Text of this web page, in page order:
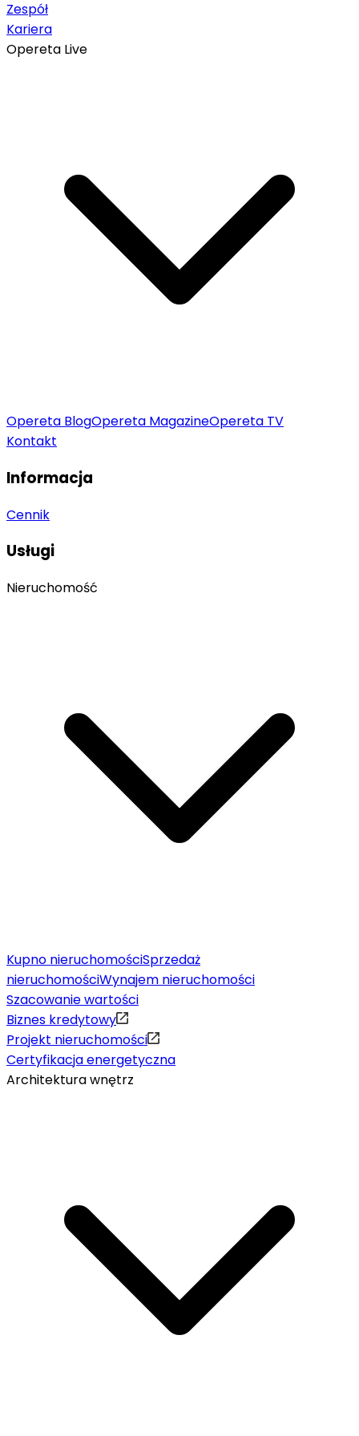
Zespół
Kariera
Opereta Live
Opereta BlogOpereta MagazineOpereta TV
Kontakt
Informacja
Cennik
Usługi
Nieruchomość
Kupno nieruchomościSprzedaż
nieruchomościWynajem nieruchomości
Szacowanie wartości
Biznes kredytowy
Projekt nieruchomości
Certyfikacja energetyczna
Architektura wnętrz